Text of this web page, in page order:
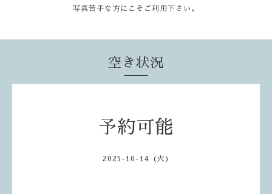
写真苦手な方にこそご利用下さい。
空き状況
予約可能
2025-10-14 (火)